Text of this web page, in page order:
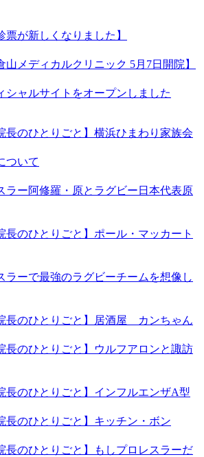
票が新しくなりました】
山メディカルクリニック 5月7日開院】
シャルサイトをオープンしました
長のひとりごと】横浜ひまわり家族会
ついて
ラー阿修羅・原とラグビー日本代表原
長のひとりごと】ポール・マッカート
ラーで最強のラグビーチームを想像し
長のひとりごと】居酒屋 カンちゃん
長のひとりごと】ウルフアロンと諏訪
長のひとりごと】インフルエンザA型
長のひとりごと】キッチン・ボン
長のひとりごと】もしプロレスラーだ